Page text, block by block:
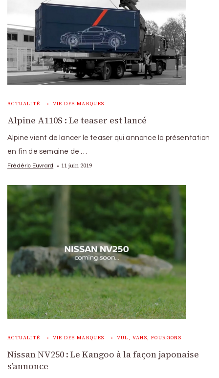
ACTUALITÉ VIE DES MARQUES
Alpine A110S : Le teaser est lancé
Alpine vient de lancer le teaser qui annonce la présentation
en fin de semaine de …
Frédéric Euvrard 11 juin 2019
ACTUALITÉ VIE DES MARQUES VUL, VANS, FOURGONS
Nissan NV250 : Le Kangoo à la façon japonaise
s’annonce